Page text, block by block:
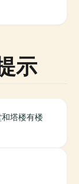
示
塔楼有楼